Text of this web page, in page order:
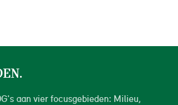
aan vier focusgebieden: Milieu,